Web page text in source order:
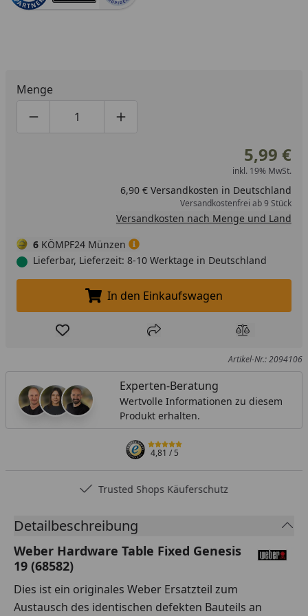
Menge
Produktmenge um eins verringern
Produktmenge manuell eingeben
Produktmenge um eins erhöhen
5,99 €
inkl. 19% MwSt.
6,90 € Versandkosten in Deutschland
Versandkostenfrei ab 9 Stück
Versandkosten nach Menge und Land
6 KÖMPF24 Münzen
Lieferbar, Lieferzeit: 8-10 Werktage in Deutschland
In den Einkaufswagen legen
In den Einkaufswagen
Produkt zur Wunschliste hinzufügen
Teilen Produkt
Artikel-Nr.: 2094106
Experten-Beratung
Wertvolle Informationen zu diesem
Produkt erhalten.
4,81/ 5
Trusted Shops Käuferschutz
Detailbeschreibung
Weber Hardware Table Fixed Genesis
19 (68582)
Dies ist ein originales Weber Ersatzteil zum
Austausch des identischen defekten Bauteils an